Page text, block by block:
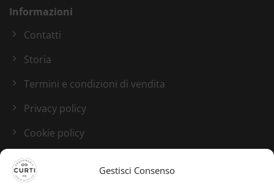
Gestisci Consenso
Informazioni
Contatti
Storia
Termini e condizioni di vendita
Privacy policy
Cookie policy
Blog